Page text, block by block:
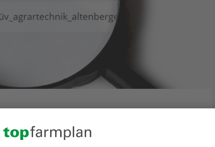
Dokumentes schon einige Zeit. Gerade wenn